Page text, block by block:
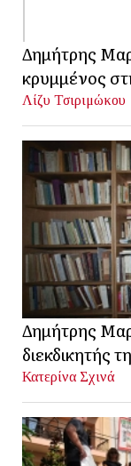
Δημήτρης
κρυμμένος
Λίζυ Τσιριμώκου
Δημήτρης
διεκδικητής
Κατερίνα Σχινά